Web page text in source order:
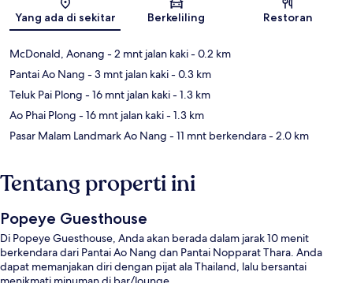
Peta
Yang ada di sekitar Berkeliling Restoran
McDonald, Aonang - 2 mnt jalan kaki- 0.2 km
Pantai Ao Nang - 3 mnt jalan kaki- 0.3 km
Teluk Pai Plong - 16 mnt jalan kaki- 1.3 km
Ao Phai Plong - 16 mnt jalan kaki- 1.3 km
Pasar Malam Landmark Ao Nang - 11 mnt berkendara- 2.0 km
Tentang properti ini
Popeye Guesthouse
Di Popeye Guesthouse, Anda akan berada dalam jarak 10 menit
berkendara dari Pantai Ao Nang dan Pantai Nopparat Thara. Anda
dapat memanjakan diri dengan pijat ala Thailand, lalu bersantai